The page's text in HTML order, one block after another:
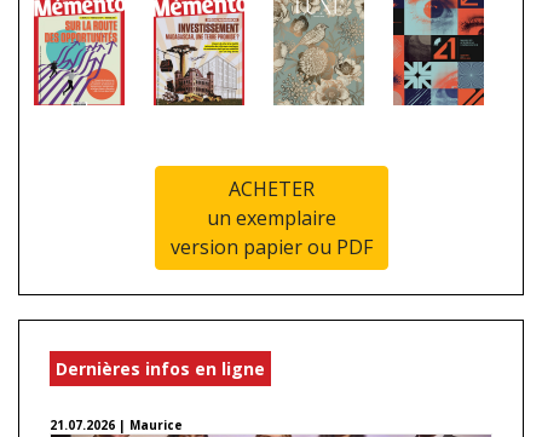
ACHETER
un exemplaire
version papier ou PDF
Dernières infos en ligne
21.07.2026 | Maurice